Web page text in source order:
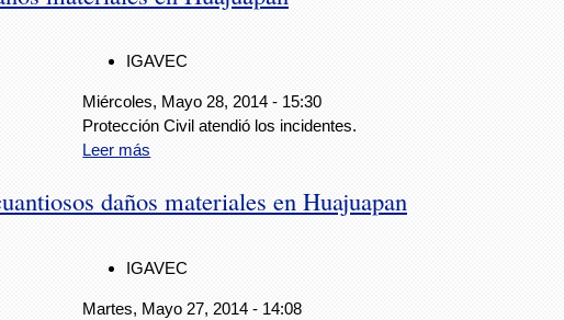
IGAVEC
Miércoles, Mayo 28, 2014 - 15:30
Protección Civil atendió los incidentes.
Leer más
daños materiales en Huajuapan
IGAVEC
Martes, Mayo 27, 2014 - 14:08